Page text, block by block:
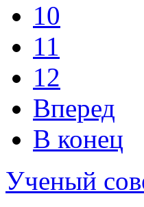
10
11
12
Вперед
В конец
Ученый